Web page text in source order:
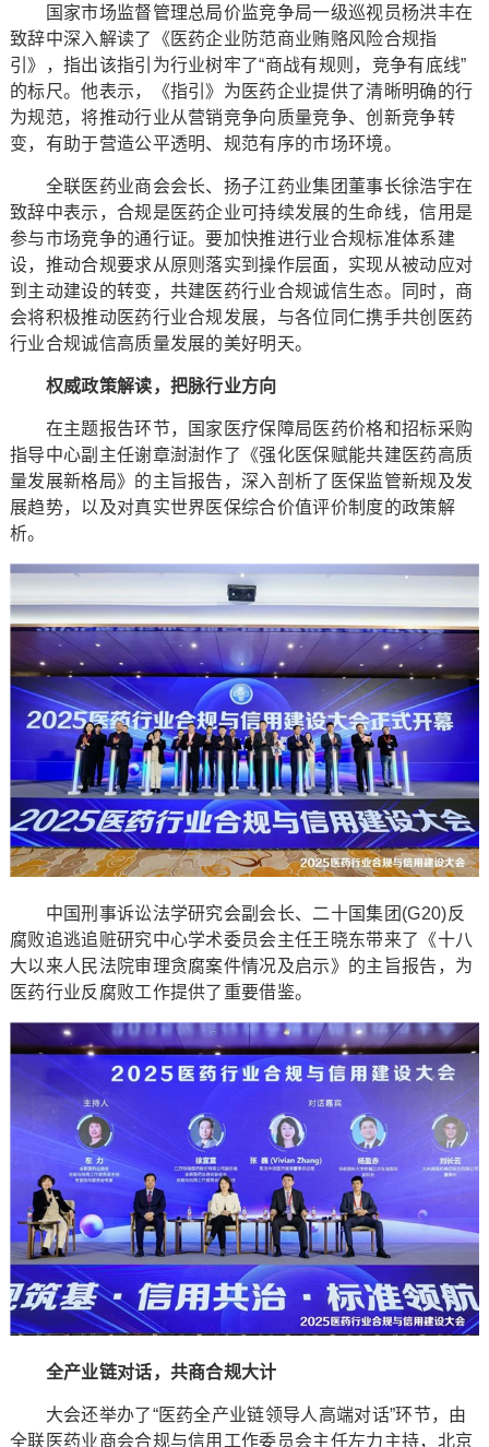
国家市场监督管理总局价监竞争局一级巡视员杨洪丰在
致辞中深入解读了《医药企业防范商业贿赂风险合规指
引》，指出该指引为行业树牢了“商战有规则，竞争有底线”
的标尺。他表示，《指引》为医药企业提供了清晰明确的行
为规范，将推动行业从营销竞争向质量竞争、创新竞争转
变，有助于营造公平透明、规范有序的市场环境。
全联医药业商会会长、扬子江药业集团董事长徐浩宇在
致辞中表示，合规是医药企业可持续发展的生命线，信用是
参与市场竞争的通行证。要加快推进行业合规标准体系建
设，推动合规要求从原则落实到操作层面，实现从被动应对
到主动建设的转变，共建医药行业合规诚信生态。同时，商
会将积极推动医药行业合规发展，与各位同仁携手共创医药
行业合规诚信高质量发展的美好明天。
权威政策解读，把脉行业方向
在主题报告环节，国家医疗保障局医药价格和招标采购
指导中心副主任谢章澍澍作了《强化医保赋能共建医药高质
量发展新格局》的主旨报告，深入剖析了医保监管新规及发
展趋势，以及对真实世界医保综合价值评价制度的政策解
析。
中国刑事诉讼法学研究会副会长、二十国集团(G20)反
腐败追逃追赃研究中心学术委员会主任王晓东带来了《十八
大以来人民法院审理贪腐案件情况及启示》的主旨报告，为
医药行业反腐败工作提供了重要借鉴。
全产业链对话，共商合规大计
大会还举办了“医药全产业链领导人高端对话”环节，由
全联医药业商会合规与信用工作委员会主任左力主持，北京